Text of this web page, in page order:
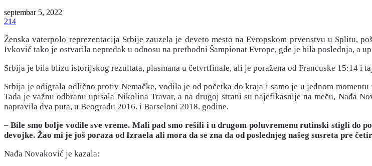
septembar 5, 2022
214
Ženska vaterpolo reprezentacija Srbije zauzela je deveto mesto na Evropskom prvenstvu u Splitu,
Ivković tako je ostvarila nepredak u odnosu na prethodni Šampionat Evrope, gde je bila poslednja, a
Srbija je bila blizu istorijskog rezultata, plasmana u četvrtfinale, ali je poražena od Francuske 15:14 i
Srbija je odigrala odlično protiv Nemačke, vodila je od početka do kraja i samo je u jednom
Tada je važnu odbranu upisala Nikolina Travar, a na drugoj strani su najefikasnije na meču, Nađa
napravila dva puta, u Beogradu 2016. i Barseloni 2018. godine.
–Bile smo bolje vodile sve vreme. Mali pad smo rešili i u drugom poluvremenu rutinski stigli do
devojke. Žao mi je još poraza od Izraela ali mora da se zna da od poslednjeg našeg susreta pre
Nađa Novaković je kazala: